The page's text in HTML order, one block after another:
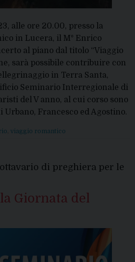
alle ore 20.00, presso la
in Lucera, il M° Enrico
al piano dal titolo “Viaggio
sarà possibile contribuire con
in Terra Santa,
Seminario Interregionale di
del V anno, al cui corso sono
Francesco ed Agostino.
viaggio romantico
ottavario di preghiera per le
Giornata del